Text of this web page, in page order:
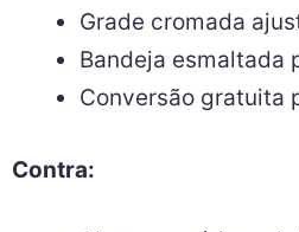
Grade cromada
Bandeja esmaltada
Conversão gratuita
Contra: